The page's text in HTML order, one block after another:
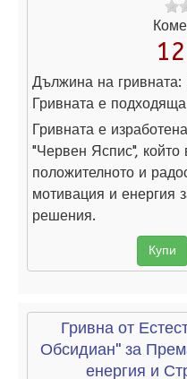
Дължина на гривната:
Гривната е подходяща
Гривната е
"Червен Яспис", който
положителното и
мотивация и енергия
решения.
Купи
Гривна от
Обсидиан" за
енергия и